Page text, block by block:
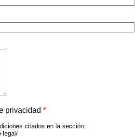
privacidad *
citados en la sección:
legal/